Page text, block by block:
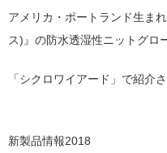
アメリカ・ポートランド生ま
ス)』の防水透湿性ニットグロ
「シクロワイアード」で紹介
新製品情報2018